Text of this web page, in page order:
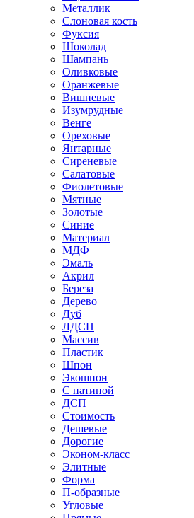
Металлик
Слоновая кость
Фуксия
Шоколад
Шампань
Оливковые
Оранжевые
Вишневые
Изумрудные
Венге
Ореховые
Янтарные
Сиреневые
Салатовые
Фиолетовые
Мятные
Золотые
Синие
Материал
МДФ
Эмаль
Акрил
Береза
Дерево
Дуб
ЛДСП
Массив
Пластик
Шпон
Экошпон
С патиной
ДСП
Стоимость
Дешевые
Дорогие
Эконом-класс
Элитные
Форма
П-образные
Угловые